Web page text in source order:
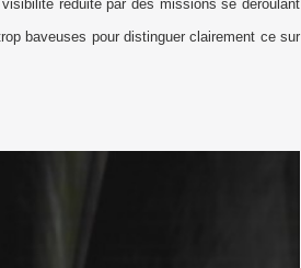
réduite par des missions se déroulant
baveuses pour distinguer clairement ce sur